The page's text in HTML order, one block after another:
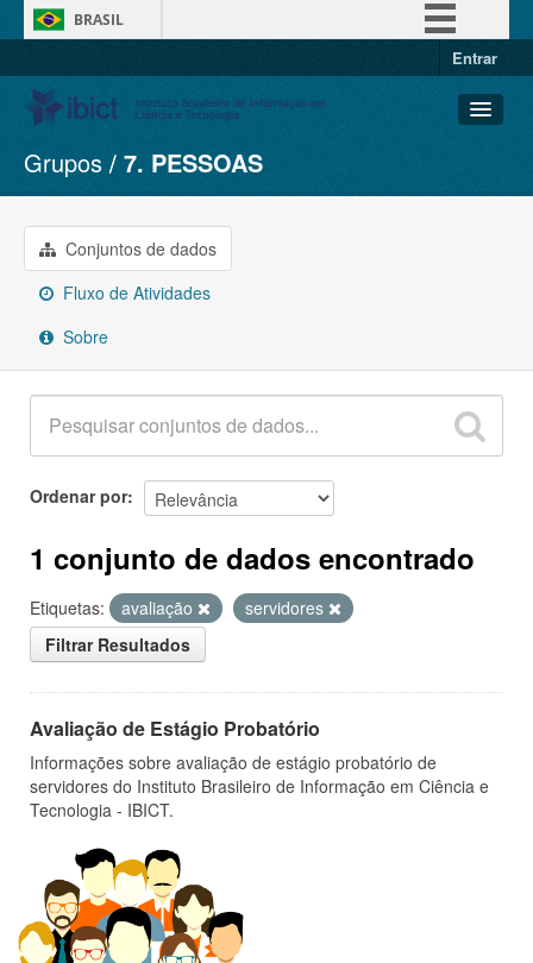
BRASIL
Entrar
Conjuntos de dados
Organizações
Grupos
Sobre
Grupos 7. PESSOAS
Conjuntos de dados
Fluxo de Atividades
Sobre
Ordenar por
1 conjunto de dados encontrado
Etiquetas: avaliação
servidores
Filtrar Resultados
Avaliação de Estágio Probatório
Informações sobre avaliação de estágio probatório de
servidores do Instituto Brasileiro de Informação em Ciência e
Tecnologia - IBICT.